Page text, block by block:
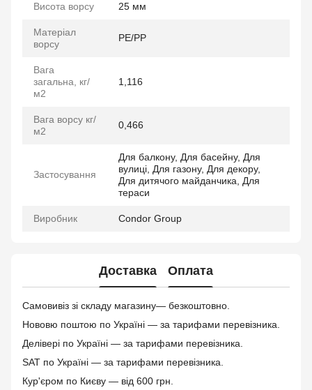
Висота ворсу 25 мм
Матеріал
ворсу
PE/PP
Вага
загальна, кг/
м2
1,116
Вага ворсу кг/
м2
0,466
Застосування
Для балкону, Для басейну, Для
вулиці, Для газону, Для декору,
Для дитячого майданчика, Для
тераси
Виробник Condor Group
Доставка Оплата
Самовивіз зі складу магазину— безкоштовно.
Нововю поштою по Україні — за тарифами перевізника.
Делівері по Україні — за тарифами перевізника.
SAT по Україні — за тарифами перевізника.
Кур'єром по Києву — від 600 грн.